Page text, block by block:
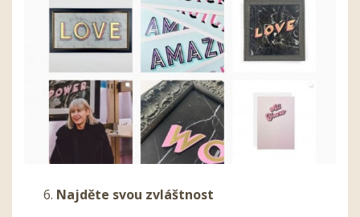
Najděte svou zvláštnost